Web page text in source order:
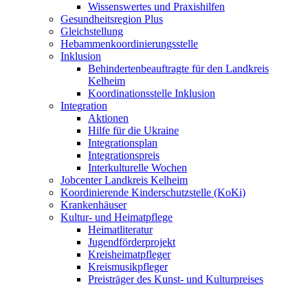
Wissenswertes und Praxishilfen
Gesundheitsregion Plus
Gleichstellung
Hebammenkoordinierungsstelle
Inklusion
Behindertenbeauftragte für den Landkreis
Kelheim
Koordinationsstelle Inklusion
Integration
Aktionen
Hilfe für die Ukraine
Integrationsplan
Integrationspreis
Interkulturelle Wochen
Jobcenter Landkreis Kelheim
Koordinierende Kinderschutzstelle (KoKi)
Krankenhäuser
Kultur- und Heimatpflege
Heimatliteratur
Jugendförderprojekt
Kreisheimatpfleger
Kreismusikpfleger
Preisträger des Kunst- und Kulturpreises